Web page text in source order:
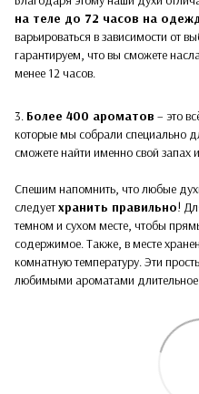
на теле до 72 часов на
варьироваться в зависимости от
гарантируем, что вы сможете
менее 12 часов.
3. Более 400 ароматов – это
которые мы собрали специально
сможете найти именно свой
Спешим напомнить, что любые
следуетхранить правильно!
темном и сухом месте, чтобы
содержимое. Также, в месте
комнатную температуру. Эти
любимыми ароматами